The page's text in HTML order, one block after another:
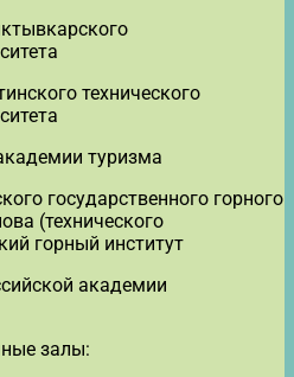
технического
туризма
государственного горного
(технического
горный институт
академии
залы: